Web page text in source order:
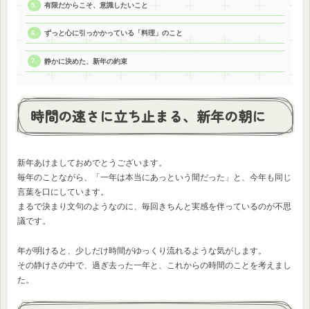
有限だからこそ、意識したいこと
ずっと心に引っかかっている「料理」のこと
静かに決めた、新年の約束
時間の速さに立ち止まる、新年の朝に
新年あけましておめでとうございます。
毎年のことながら、「一年は本当にあっという間だった」と、今年も同じ
言葉を口にしています。
まるで決まり文句のようなのに、毎回きちんと実感を伴っているのが不思
議です。
年が明けると、少しだけ時間がゆっくり流れるような気がします。
その静けさの中で、過ぎ去った一年と、これからの時間のことを考えまし
た。